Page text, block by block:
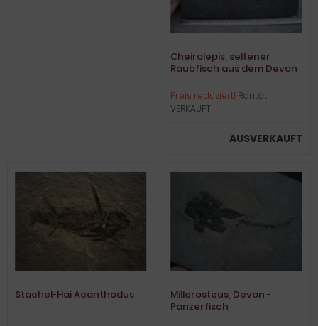
Cheirolepis, seltener
Raubfisch aus dem Devon
Preis reduziert! Rarität!
VERKAUFT
AUSVERKAUFT
Stachel-Hai Acanthodus
Millerosteus, Devon -
Panzerfisch